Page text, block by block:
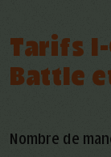
Tarifs
Battle
Nombre de